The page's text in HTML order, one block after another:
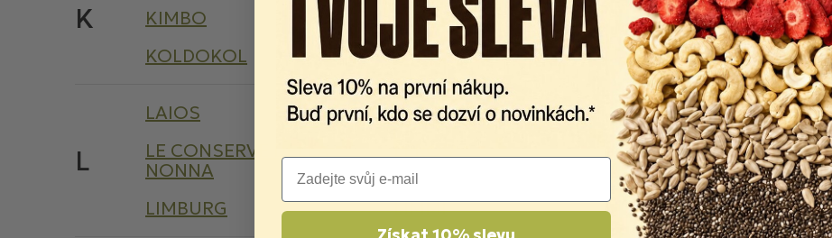
K
KIMBO
KITL KLÁŠTORNÁ KALCIA
KOLDOKOL
KOTSAM KROON
L
LAIOS LANDESSA LAVAZZA
LE CONSERVE DELLA
NONNA
LIFEFOOD
LIMBURG LIMMI LIPTON
Email